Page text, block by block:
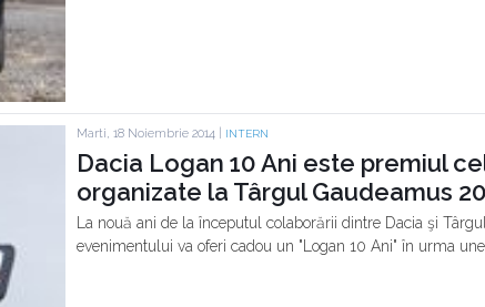
Marti, 18 Noiembrie 2014 | INTERN
Dacia Logan 10 Ani este premiul
organizate la Târgul Gaudeamus
La nouă ani de la începutul colaborării dintre Dacia şi
evenimentului va oferi cadou un "Logan 10 Ani" în urma